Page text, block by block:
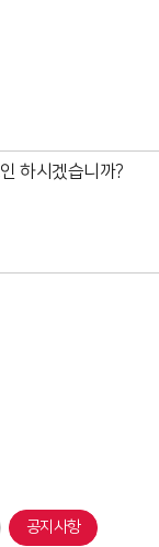
공지사항